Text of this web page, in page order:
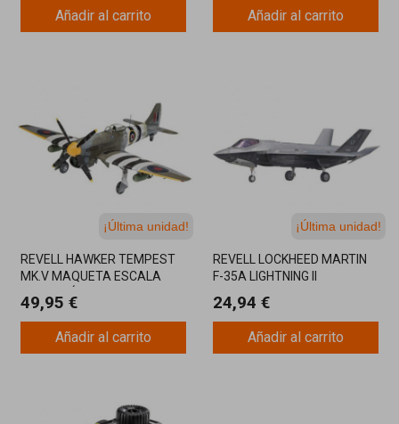
Añadir al carrito Añadir al carrito
¡Última unidad!
REVELL HAWKER TEMPEST
MK.V MAQUETA ESCALA
1/32 AVIÓN SEGUNDA
GUERRA MUNDIAL
49,95 €
Añadir al carrito
¡Última unidad!
REVELL LOCKHEED MARTIN
F-35A LIGHTNING II
MAQUETA ESCALA 1/72
CAZA MODERNO
24,94 €
Añadir al carrito